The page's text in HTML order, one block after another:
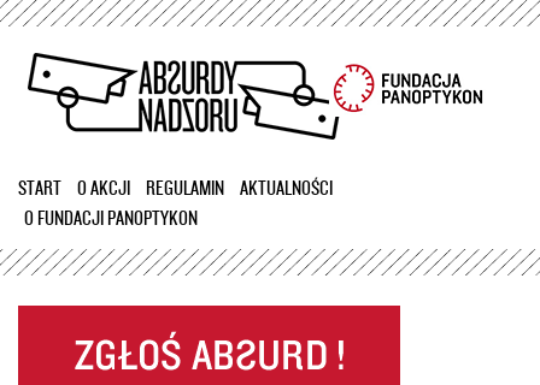
Przejdź
treści
START O AKCJI REGULAMIN
AKTUALNOŚCI
O FUNDACJI PANOPTYKON